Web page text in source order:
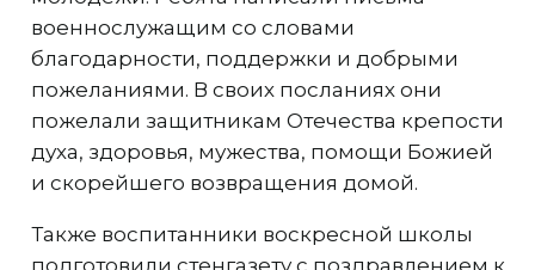
военнослужащим со словами
благодарности, поддержки и добрыми
пожеланиями. В своих посланиях они
пожелали защитникам Отечества крепости
духа, здоровья, мужества, помощи Божией
и скорейшего возвращения домой.
Также воспитанники воскресной школы
подготовили стенгазету с поздравлением к